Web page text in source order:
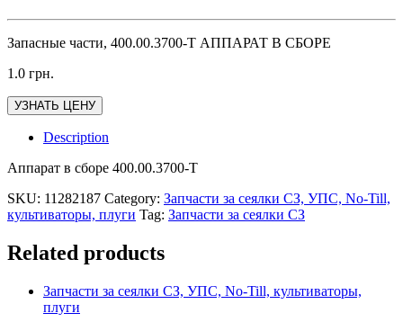
Запасные части, 400.00.3700-Т АППАРАТ В СБОРЕ
1.0 грн.
УЗНАТЬ ЦЕНУ
Description
Аппарат в сборе 400.00.3700-Т
SKU: 11282187 Category: Запчасти за сеялки СЗ, УПС, No-Till,
культиваторы, плуги Tag: Запчасти за сеялки СЗ
Related products
Запчасти за сеялки СЗ, УПС, No-Till, культиваторы,
плуги